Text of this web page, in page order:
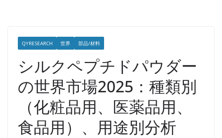
QYRESEARCH 世界 部品/材料
シルクペプチドパウダー
の世界市場2025：種類別
（化粧品用、医薬品用、
食品用）、用途別分析